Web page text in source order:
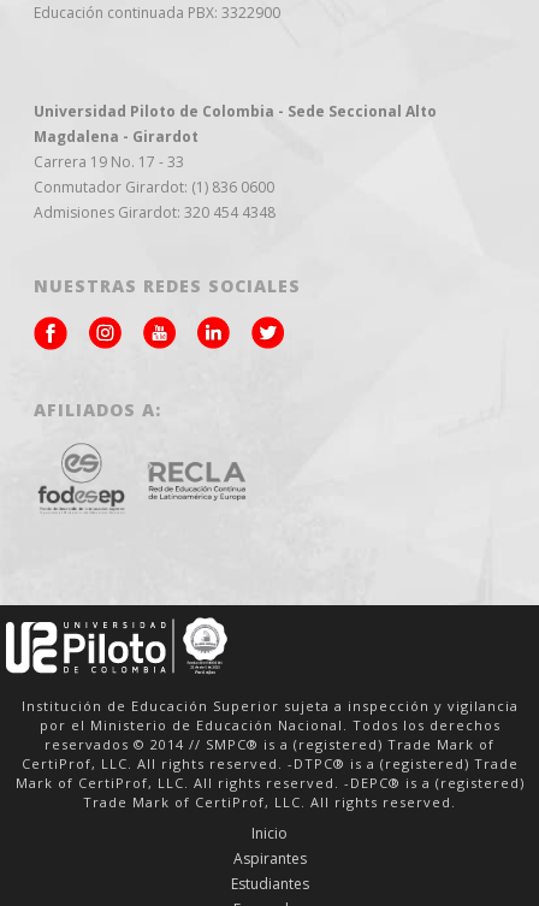
Educación continuada PBX: 3322900
Universidad Piloto de Colombia - Sede Seccional Alto
Magdalena - Girardot
Carrera 19 No. 17 - 33
Conmutador Girardot: (1) 836 0600
Admisiones Girardot: 320 454 4348
NUESTRAS REDES SOCIALES
AFILIADOS A:
Institución de Educación Superior sujeta a inspección y vigilancia
por el Ministerio de Educación Nacional. Todos los derechos
reservados © 2014 // SMPC® is a (registered) Trade Mark of
CertiProf, LLC. All rights reserved. -DTPC® is a (registered) Trade
Mark of CertiProf, LLC. All rights reserved. -DEPC® is a (registered)
Trade Mark of CertiProf, LLC. All rights reserved.
Inicio
Aspirantes
Estudiantes